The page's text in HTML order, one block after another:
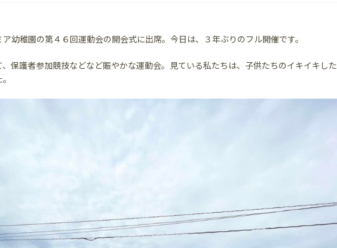
幼稚園の第４６回運動会の開会式に出席。今日は、３年ぶりのフル開催です。
保護者参加競技などなど賑やかな運動会。見ている私たちは、子供たちのイキイキした